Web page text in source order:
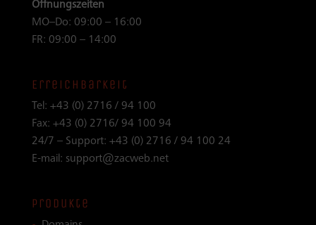
Öffnungszeiten
MO–Do: 09:00 – 16:00
FR: 09:00 – 14:00
Erreichbarkeit
Tel: +43 (0) 2716 / 94 100
Fax: +43 (0) 2716/ 94 100 94
24/7 – Support: +43 (0) 2716 / 94 100 24
E-mail: support@zacweb.net
Produkte